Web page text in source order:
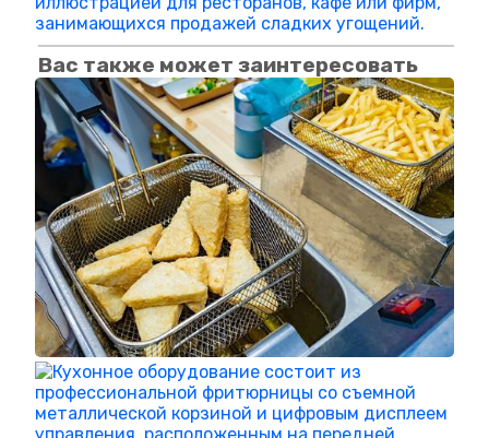
Вас также может заинтересовать